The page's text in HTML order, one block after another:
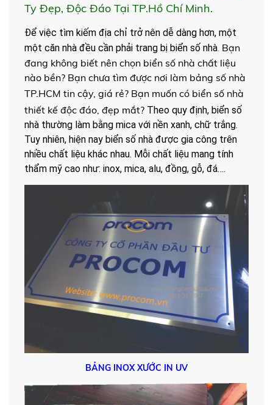
Ty Đẹp, Độc Đáo Tại TP.Hồ Chí Minh.
Để việc tìm kiếm địa chỉ trở nên dễ dàng hơn, một
một căn nhà đều cần phải trang bị biển số nhà Bạn
đang không biết nên chọn biển số nhà chất liệu
nào bền? Bạn chưa tìm được nơi làm bảng số nhà
TP.HCM tin cậy, giá rẻ? Bạn muốn có biển số nhà
thiết kế độc đáo, đẹp mắt? Theo quy định, biển số
nhà thường làm bằng mica với nền xanh, chữ trắng.
Tuy nhiên, hiện nay biển số nhà được gia công trên
nhiều chất liệu khác nhau. Mỗi chất liệu mang tính
thẩm mỹ cao như: inox, mica, alu, đồng, gỗ, đá….
BẢNG INOX XƯỚC IN UV